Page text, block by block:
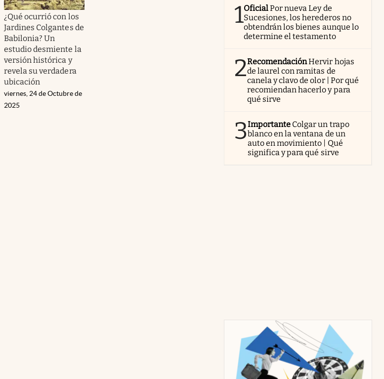
¿Qué ocurrió con los
Jardines Colgantes de
Babilonia? Un
estudio desmiente la
versión histórica y
revela su verdadera
ubicación
viernes, 24 de Octubre de
2025
1OficialPor nueva Ley de
Sucesiones, los herederos no
obtendrán los bienes aunque lo
determine el testamento
2RecomendaciónHervir hojas
de laurel con ramitas de
canela y clavo de olor | Por qué
recomiendan hacerlo y para
qué sirve
3Importante Colgar un trapo
blanco en la ventana de un
auto en movimiento | Qué
significa y para qué sirve